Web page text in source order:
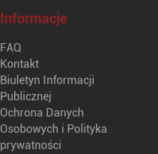
Informacje
FAQ
Kontakt
Biuletyn Informacji
Publicznej
Ochrona Danych
Osobowych i Polityka
prywatności